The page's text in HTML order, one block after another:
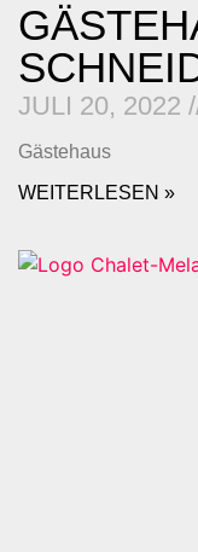
JULI 20, 2022
Gästehaus
WEITERLESEN »